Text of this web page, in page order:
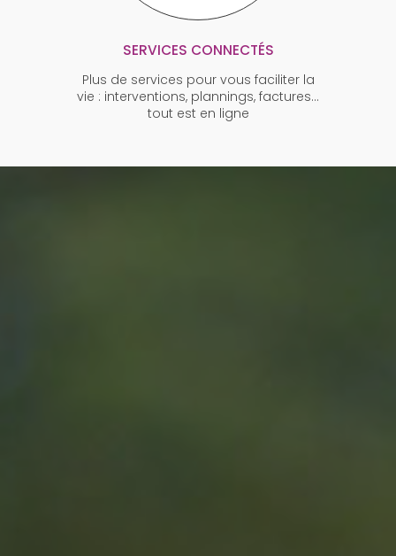
SERVICES CONNECTÉS
Plus de services pour vous faciliter la
vie : interventions, plannings, factures…
tout est en ligne